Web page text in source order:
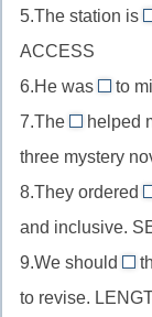
качестве
aire
в
качестве
+-
ist
5.The station is
ACCESS
6.He was
//
после
связки,
to
7.The
librarian
//
в
качестве
helped
three mystery
8.They ordered
and inclusive.
9.We should
//
to revise.